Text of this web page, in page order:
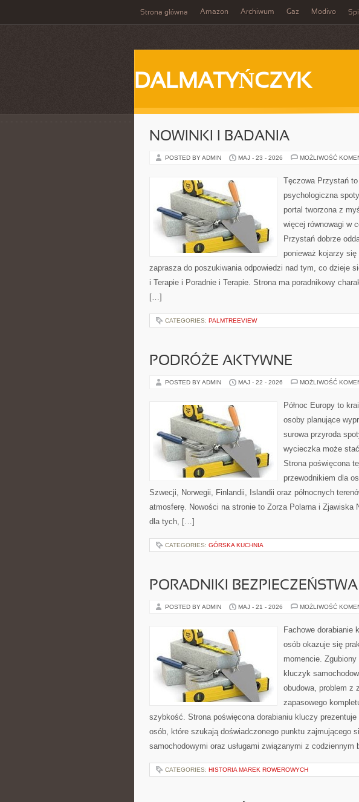
Strona główna Amazon Archiwum Gaz Modivo
DALMATYŃCZYK
NOWINKI I BADANIA
POSTED BY ADMIN MAJ - 23 - 2026 MOŻLIWOŚĆ
Tęczowa Przystań
psychologiczna
portal tworzona z
więcej równowagi w
Przystań dobrze
ponieważ kojarzy
zaprasza do poszukiwania odpowiedzi nad tym, co dzieje
i Terapie i Poradnie i Terapie. Strona ma poradnikowy
[…]
CATEGORIES: PALMTREEVIEW
PODRÓŻE AKTYWNE
POSTED BY ADMIN MAJ - 22 - 2026 MOŻLIWOŚĆ
Północ Europy to
osoby planujące
surowa przyroda
wycieczka może
Strona poświęcona
przewodnikiem dla
Szwecji, Norwegii, Finlandii, Islandii oraz północnych
atmosferę. Nowości na stronie to Zorza Polarna i Zjawiska
dla tych, […]
CATEGORIES: GÓRSKA KUCHNIA
PORADNIKI
POSTED BY ADMIN MAJ - 21 - 2026 MOŻLIWOŚĆ
Fachowe dorabianie
osób okazuje się
momencie.
kluczyk
obudowa, problem z
zapasowego
szybkość. Strona poświęcona dorabianiu kluczy
osób, które szukają doświadczonego punktu zajmującego
samochodowymi oraz usługami związanymi z
CATEGORIES: HISTORIA MAREK ROWEROWYCH